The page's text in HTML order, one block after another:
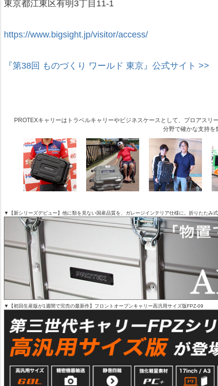
東京都江東区有明3丁目11-1
https://www.bigsight.jp/visitor/access/
『第38回 ものづくり ワールド 東京』公式サイト >>
PROTEXキャリーはトラベルキャリーやビジネスケースとして、プロアス
分野で確かな支持を
▼【新シリーズデビュー】他に類を見ない国産品質を、ガレージインテリア仕様に。折りたたみ
▼【初回生産版が1週間で完売の最新作】フロントオープンキャリー高汎用サイズ版FPZ-09